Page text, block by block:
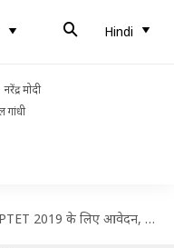
Hindi
नरेंद्र मोदी
गांधी
के लिए आवेदन, इन बातों का रखें खास ध्यान